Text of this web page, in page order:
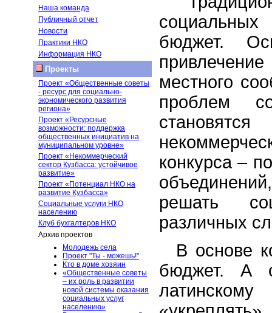
Наша команда
Публичный отчет
Новости
Практики НКО
Информация НКО
Проекты
Проект «Общественные советы
- ресурс для социально-
экономического развития
региона»
Проект «Ресурсные
возможности: поддержка
общественных инициатив на
муниципальном уровне»
Проект «Некоммерческий
сектор Кузбасса: устойчивое
развитие»
Проект «Потенциал НКО на
развитие Кузбасса»
Социальные услуги НКО
населению
Клуб бухгалтеров НКО
Архив проектов
Молодежь села
Проект "Ты - можешь!"
Кто в доме хозяин
«Общественные советы
– их роль в развитии
новой системы оказания
социальных услуг
населению»
социальных
бюджет.
местного
проблем
конкурса –
решать
различных
В основе
бюджет. А